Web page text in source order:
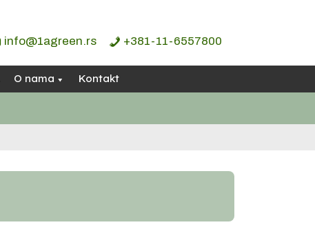
info@1agreen.rs +381-11-6557800
O nama Kontakt